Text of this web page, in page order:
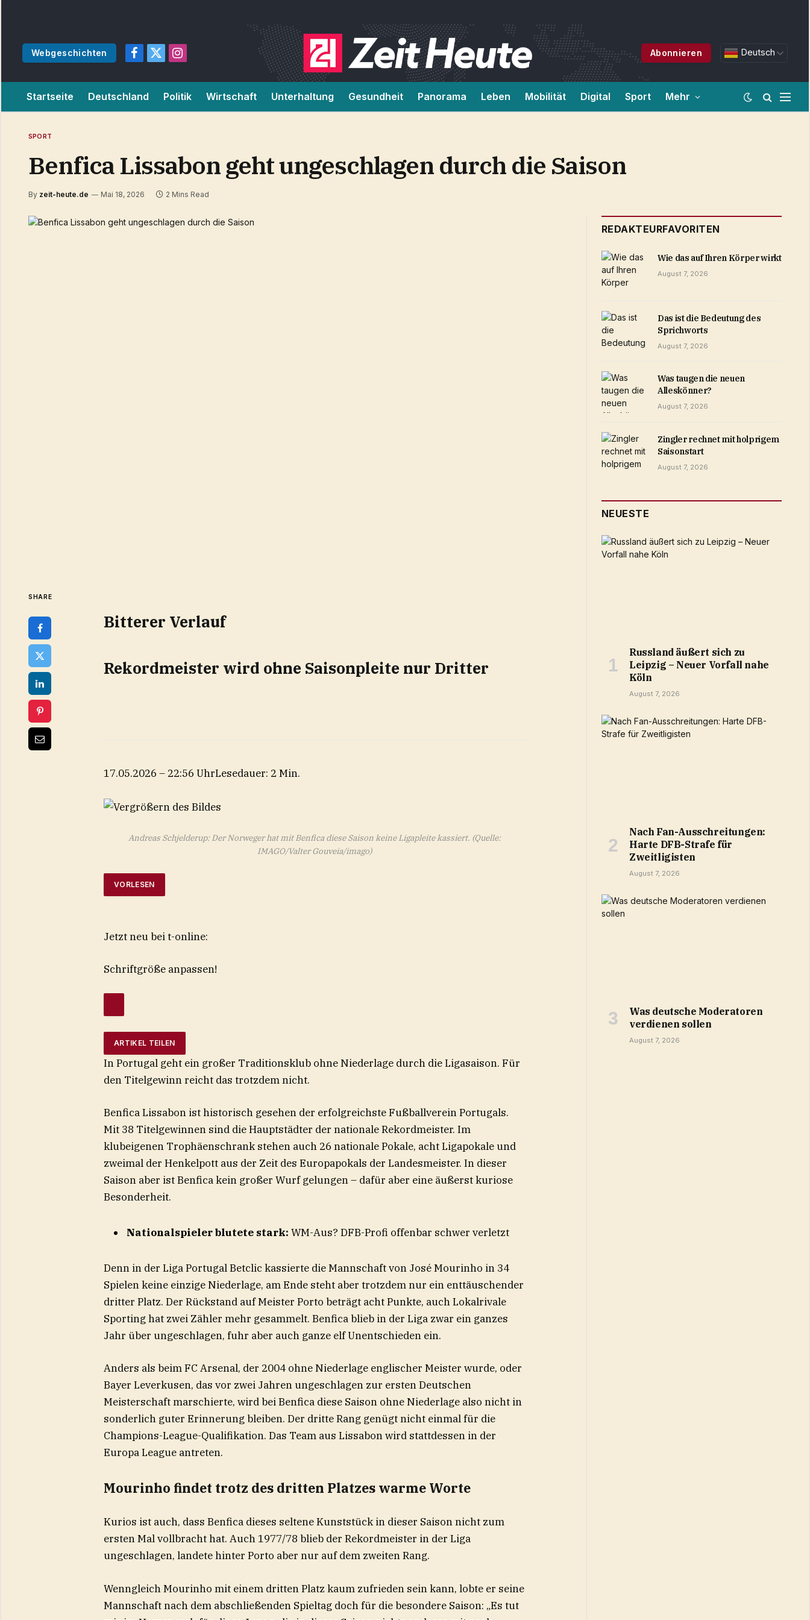
Webgeschichten
Facebook
X
Instagram
Abonnieren Deutsch
Startseite Deutschland Politik Wirtschaft Unterhaltung Gesundheit Panorama Leben Mobilität Digital Sport Mehr
SPORT
Benfica Lissabon geht ungeschlagen durch die Saison
By zeit-heute.de Mai 18, 2026 2 Mins Read
SHARE
Bitterer Verlauf
Rekordmeister wird ohne Saisonpleite nur Dritter
17.05.2026 – 22:56 UhrLesedauer: 2 Min.
Andreas Schjelderup: Der Norweger hat mit Benfica diese Saison keine Ligapleite kassiert. (Quelle:
IMAGO/Valter Gouveia/imago)
VORLESEN
Jetzt neu bei t-online:
Schriftgröße anpassen!
ARTIKEL TEILEN
In Portugal geht ein großer Traditionsklub ohne Niederlage durch die Ligasaison. Für
den Titelgewinn reicht das trotzdem nicht.
Benfica Lissabon ist historisch gesehen der erfolgreichste Fußballverein Portugals.
Mit 38 Titelgewinnen sind die Hauptstädter der nationale Rekordmeister. Im
klubeigenen Trophäenschrank stehen auch 26 nationale Pokale, acht Ligapokale und
zweimal der Henkelpott aus der Zeit des Europapokals der Landesmeister. In dieser
Saison aber ist Benfica kein großer Wurf gelungen – dafür aber eine äußerst kuriose
Besonderheit.
Nationalspieler blutete stark: WM-Aus? DFB-Profi offenbar schwer verletzt
Denn in der Liga Portugal Betclic kassierte die Mannschaft von José Mourinho in 34
Spielen keine einzige Niederlage, am Ende steht aber trotzdem nur ein enttäuschender
dritter Platz. Der Rückstand auf Meister Porto beträgt acht Punkte, auch Lokalrivale
Sporting hat zwei Zähler mehr gesammelt. Benfica blieb in der Liga zwar ein ganzes
Jahr über ungeschlagen, fuhr aber auch ganze elf Unentschieden ein.
Anders als beim FC Arsenal, der 2004 ohne Niederlage englischer Meister wurde, oder
Bayer Leverkusen, das vor zwei Jahren ungeschlagen zur ersten Deutschen
Meisterschaft marschierte, wird bei Benfica diese Saison ohne Niederlage also nicht in
sonderlich guter Erinnerung bleiben. Der dritte Rang genügt nicht einmal für die
Champions-League-Qualifikation. Das Team aus Lissabon wird stattdessen in der
Europa League antreten.
Mourinho findet trotz des dritten Platzes warme Worte
Kurios ist auch, dass Benfica dieses seltene Kunststück in dieser Saison nicht zum
ersten Mal vollbracht hat. Auch 1977/78 blieb der Rekordmeister in der Liga
ungeschlagen, landete hinter Porto aber nur auf dem zweiten Rang.
Wenngleich Mourinho mit einem dritten Platz kaum zufrieden sein kann, lobte er seine
Mannschaft nach dem abschließenden Spieltag doch für die besondere Saison: „Es tut
REDAKTEURFAVORITEN
Wie das auf Ihren Körper wirkt
August 7, 2026
Das ist die Bedeutung des
Sprichworts
August 7, 2026
Was taugen die neuen
Alleskönner?
August 7, 2026
Zingler rechnet mit holprigem
Saisonstart
August 7, 2026
NEUESTE
Russland äußert sich zu
Leipzig – Neuer Vorfall nahe
Köln
August 7, 2026
Nach Fan-Ausschreitungen:
Harte DFB-Strafe für
Zweitligisten
August 7, 2026
Was deutsche Moderatoren
verdienen sollen
August 7, 2026